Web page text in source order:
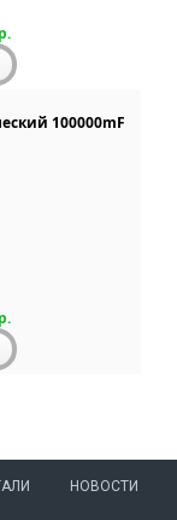
100000mF
НОВОСТИ